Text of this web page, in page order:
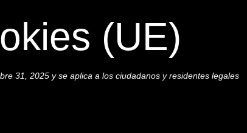
(UE)
31, 2025 y se aplica a los ciudadanos y residentes legales